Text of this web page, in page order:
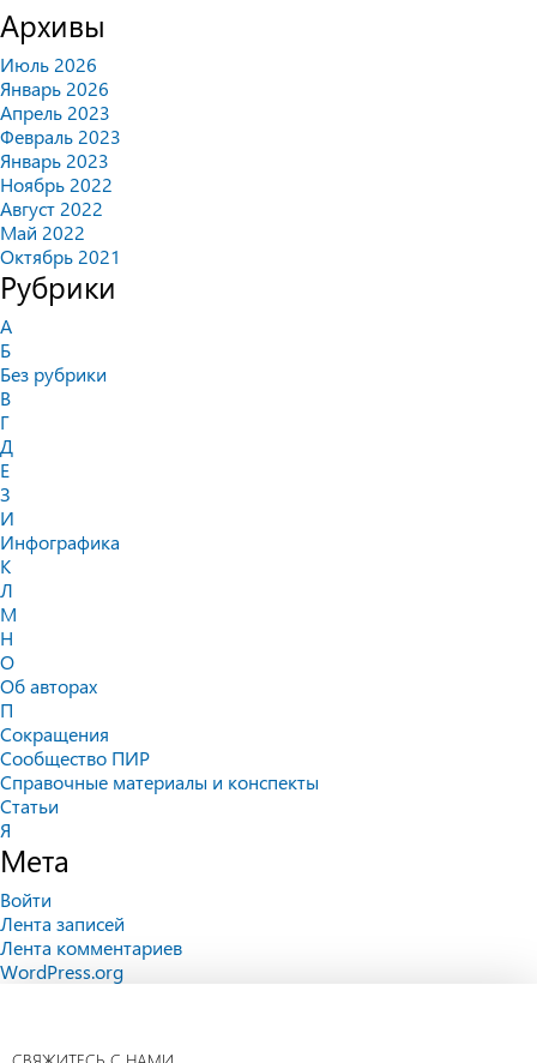
Архивы
Июль 2026
Январь 2026
Апрель 2023
Февраль 2023
Январь 2023
Ноябрь 2022
Август 2022
Май 2022
Октябрь 2021
Рубрики
А
Б
Без рубрики
В
Г
Д
Е
З
И
Инфографика
К
Л
М
Н
О
Об авторах
П
Сокращения
Сообщество ПИР
Справочные материалы и конспекты
Статьи
Я
Мета
Войти
Лента записей
Лента комментариев
WordPress.org